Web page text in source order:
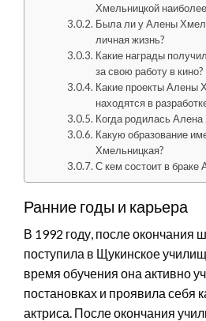
Хмельницкой
Была ли у Алены
личная жизнь?
Какие награды
за свою работу в кино?
Какие проекты Алены
находятся в
Когда родилась
Какую образование
Хмельницкая?
С кем состоит в браке
Ранние годы и карьера
В 1992 году, после окончания
поступила в Щукинское
время обучения она активно
постановках и проявила себя
актриса. После окончания